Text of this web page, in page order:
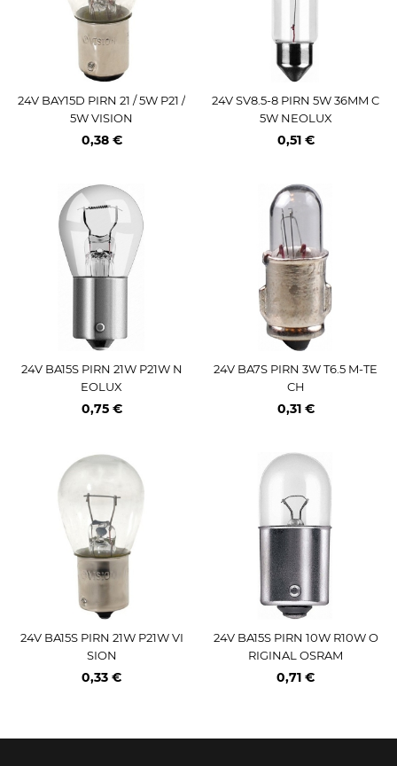
24V BAY15D PIRN 21 / 5W P21 /
5W VISION
0,38 €
24V SV8.5-8 PIRN 5W 36MM C
5W NEOLUX
0,51 €
24V BA15S PIRN 21W P21W N
EOLUX
0,75 €
24V BA7S PIRN 3W T6.5 M-TE
CH
0,31 €
24V BA15S PIRN 21W P21W VI
SION
0,33 €
24V BA15S PIRN 10W R10W O
RIGINAL OSRAM
0,71 €